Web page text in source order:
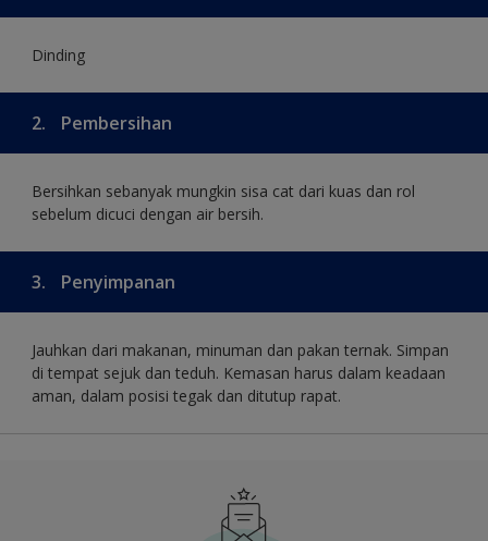
Dinding
2. Pembersihan
Bersihkan sebanyak mungkin sisa cat dari kuas dan rol
sebelum dicuci dengan air bersih.
3. Penyimpanan
Jauhkan dari makanan, minuman dan pakan ternak. Simpan
di tempat sejuk dan teduh. Kemasan harus dalam keadaan
aman, dalam posisi tegak dan ditutup rapat.